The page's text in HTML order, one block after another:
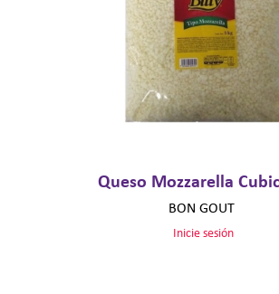
Queso Mozzarella
BON GOUT
Inicie sesión